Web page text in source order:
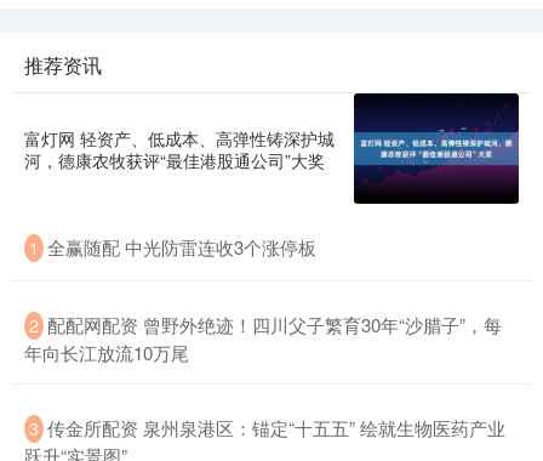
推荐资讯
富灯网 轻资产、低成本、高弹性铸深护城
河，德康农牧获评“最佳港股通公司”大奖
1 全赢随配 中光防雷连收3个涨停板
2 配配网配资 曾野外绝迹！四川父子繁育30年“沙腊子”，每
年向长江放流10万尾
3 传金所配资 泉州泉港区：锚定“十五五” 绘就生物医药产业
跃升“实景图”